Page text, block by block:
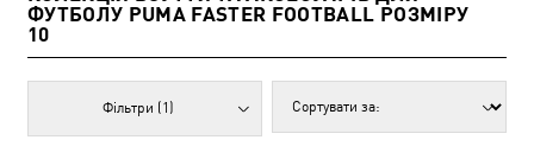
ФУТБОЛУ PUMA FASTER FOOTBALL РОЗМІРУ
10
Фільтри (1)